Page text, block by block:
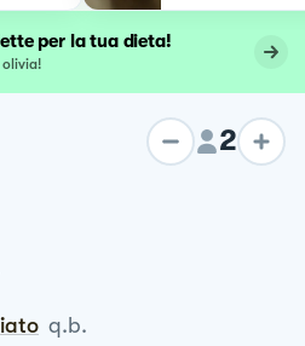
per la tua dieta!
olivia!
2
q.b.